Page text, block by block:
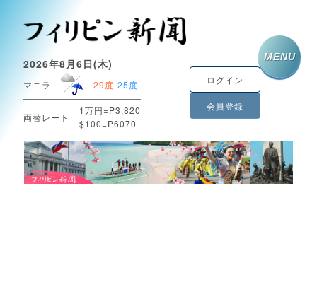
2026年8月6日(木)
マニラ 29度-25度
両替レート
1万円=P3,820
$100=P6070
ログイン
会員登録
MENU